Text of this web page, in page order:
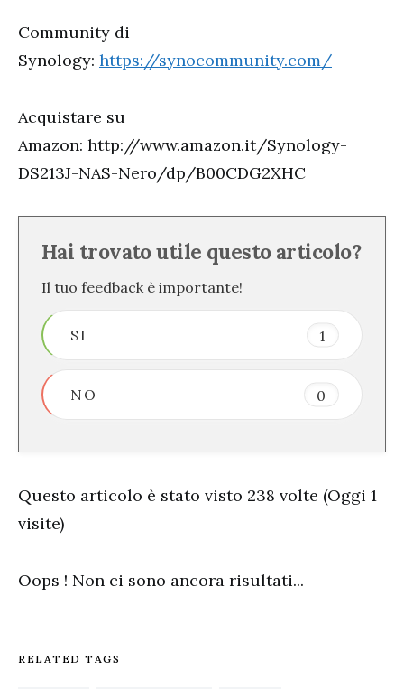
Community di
Synology: https://synocommunity.com/
Acquistare su
Amazon: http://www.amazon.it/Synology-
DS213J-NAS-Nero/dp/B00CDG2XHC
Hai trovato utile questo articolo?
Il tuo feedback è importante!
SI 1
NO 0
Questo articolo è stato visto 238 volte (Oggi 1
visite)
Oops ! Non ci sono ancora risultati...
RELATED TAGS